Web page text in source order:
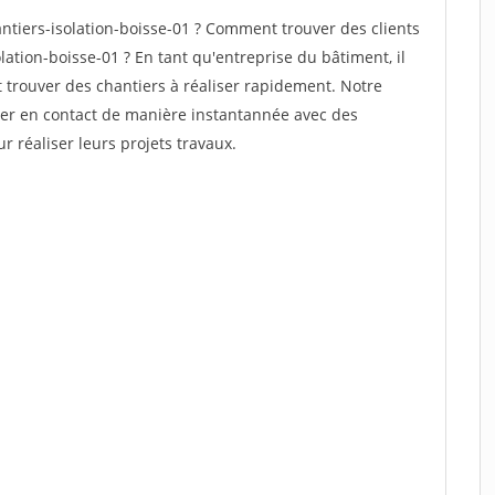
isolation-boisse-01 ? Comment trouver des clients
boisse-01 ? En tant qu'entreprise du bâtiment, il
des chantiers à réaliser rapidement. Notre
en contact de manière instantannée avec des
réaliser leurs projets travaux.